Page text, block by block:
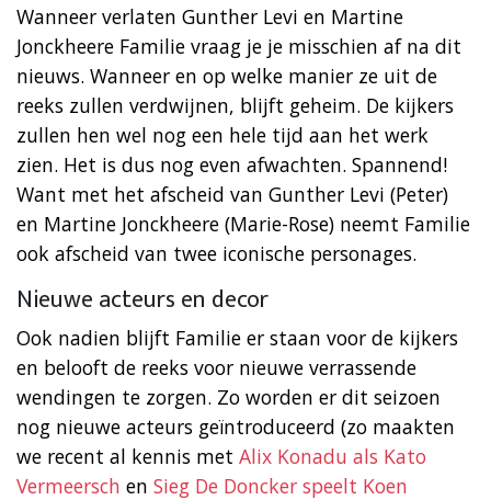
Wanneer verlaten Gunther Levi en Martine
Jonckheere Familie vraag je je misschien af na dit
nieuws. Wanneer en op welke manier ze uit de
reeks zullen verdwijnen, blijft geheim. De kijkers
zullen hen wel nog een hele tijd aan het werk
zien. Het is dus nog even afwachten. Spannend!
Want met het afscheid van Gunther Levi (Peter)
en Martine Jonckheere (Marie-Rose) neemt Familie
ook afscheid van twee iconische personages.
Nieuwe acteurs en decor
Ook nadien blijft Familie er staan voor de kijkers
en belooft de reeks voor nieuwe verrassende
wendingen te zorgen. Zo worden er dit seizoen
nog nieuwe acteurs geïntroduceerd (zo maakten
we recent al kennis met Alix Konadu als Kato
Vermeersch en Sieg De Doncker speelt Koen